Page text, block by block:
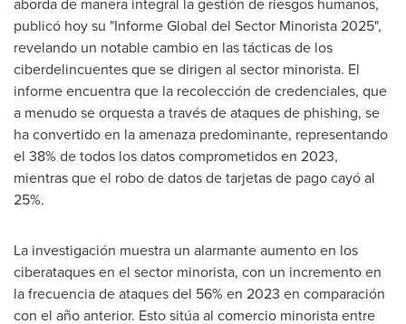
publicó hoy su "Informe Global del Sector Minorista 2025",
revelando un notable cambio en las tácticas de los
ciberdelincuentes que se dirigen al sector minorista. El
informe encuentra que la recolección de credenciales, que
a menudo se orquesta a través de ataques de phishing, se
ha convertido en la amenaza predominante, representando
el 38% de todos los datos comprometidos en 2023,
mientras que el robo de datos de tarjetas de pago cayó al
25%.
La investigación muestra un alarmante aumento en los
ciberataques en el sector minorista, con un incremento en
la frecuencia de ataques del 56% en 2023 en comparación
con el año anterior. Estositúa al comercio minorista entre